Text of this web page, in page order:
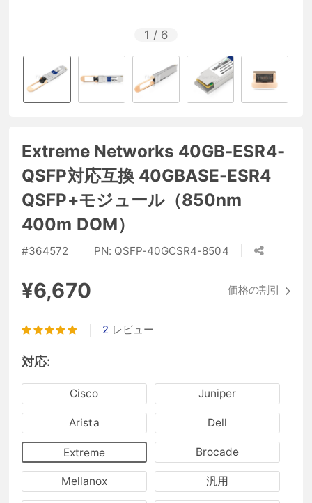
1 / 6
Extreme Networks 40GB-ESR4-
QSFP対応互換 40GBASE-ESR4
QSFP+モジュール（850nm
400m DOM）
#364572 PN: QSFP-40GCSR4-8504
¥6,670 価格の割引
2 レビュー
対応:
Cisco Juniper
Arista Dell
Extreme Brocade
Mellanox 汎用